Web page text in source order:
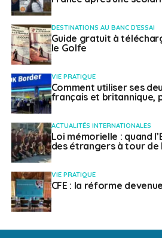
DESTINATIONS AU BANC D'ESSAI
Guide gratuit à
le Golfe
VIE PRATIQUE
Comment utiliser ses
français et britannique,
ACTUALITÉS INTERNATIONALES
Loi mémorielle : quand
des étrangers à tour de
VIE PRATIQUE
CFE : la réforme